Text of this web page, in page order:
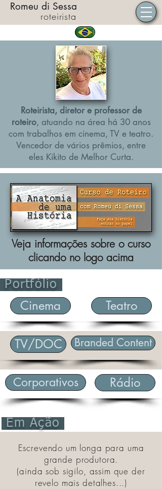
Romeu di Sessa
roteirista
Roteirista, diretor e professor de
roteiro, atuando na área há 30 anos
com trabalhos em cinema, TV e teatro.
Vencedor de vários prêmios, entre
eles Kikito de Melhor Curta.
Veja informações sobre o curso
clicando no logo acima
Portfólio
Cinema Teatro
TV/DOC Branded Content
Corporativos Rádio
Em Ação
Escrevendo um longa para uma
grande produtora.
(ainda sob sigilo, assim que der
revelo mais detalhes...)